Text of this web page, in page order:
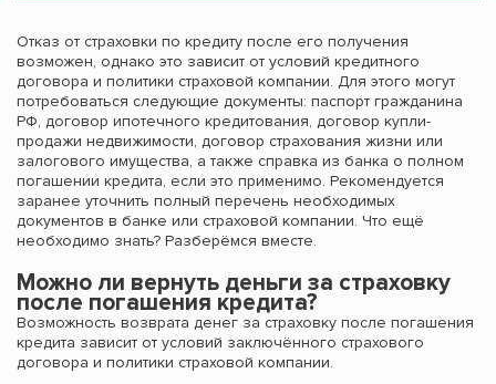
Отказ от страховки по кредиту после его получения
возможен, однако это зависит от условий кредитного
договора и политики страховой компании. Для этого могут
потребоваться следующие документы: паспорт гражданина
РФ, договор ипотечного кредитования, договор купли-
продажи недвижимости, договор страхования жизни или
залогового имущества, а также справка из банка о полном
погашении кредита, если это применимо. Рекомендуется
заранее уточнить полный перечень необходимых
документов в банке или страховой компании. Что ещё
необходимо знать? Разберёмся вместе.
Можно ли вернуть деньги за страховку
после погашения кредита?
Возможность возврата денег за страховку после погашения
кредита зависит от условий заключённого страхового
договора и политики страховой компании.